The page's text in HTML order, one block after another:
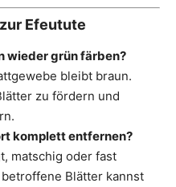
Efeutute
wieder grün färben?
bleibt braun.
zu fördern und
komplett entfernen?
matschig oder fast
Blätter kannst